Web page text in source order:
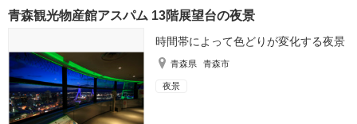
青森観光物産館アスパム 13階展望台の夜景
時間帯によって色どりが変化する夜景
青森県 青森市
夜景